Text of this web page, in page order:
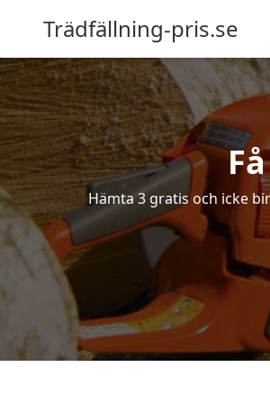
Trädfällning-pris.se
Hämta 3 gratis och icke